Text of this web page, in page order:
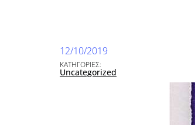
12/10/2019
ΚΑΤΗΓΟΡΙΕΣ:
Uncategorized